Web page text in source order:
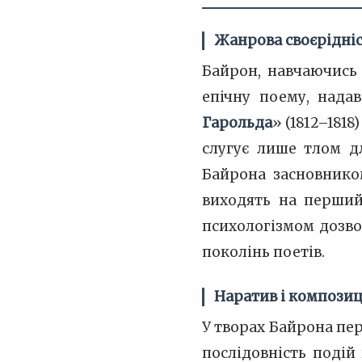
Жанрова
Байрон,
епічну поему,
Гарольда»
слугує лише тлом
Байрона
виходять на
психологізмом
поколінь поетів.
Наратив і
У творах Байрона
послідовність